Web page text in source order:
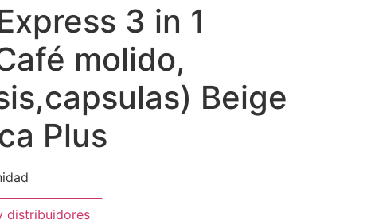
3 in 1
molido,
Beige
Plus
distribuidores